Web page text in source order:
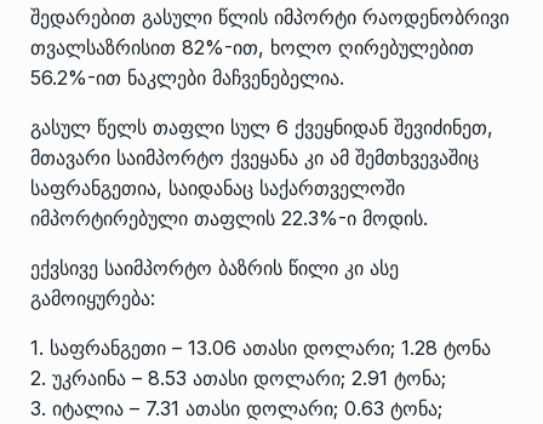
შედარებით გასული წლის იმპორტი რაოდენობრივი
თვალსაზრისით 82%-ით, ხოლო ღირებულებით
56.2%-ით ნაკლები მაჩვენებელია.
გასულ წელს თაფლი სულ 6 ქვეყნიდან შევიძინეთ,
მთავარი საიმპორტო ქვეყანა კი ამ შემთხვევაშიც
საფრანგეთია, საიდანაც საქართველოში
იმპორტირებული თაფლის 22.3%-ი მოდის.
ექვსივე საიმპორტო ბაზრის წილი კი ასე
გამოიყურება:
1. საფრანგეთი – 13.06 ათასი დოლარი; 1.28 ტონა
2. უკრაინა – 8.53 ათასი დოლარი; 2.91 ტონა;
3. იტალია – 7.31 ათასი დოლარი; 0.63 ტონა;